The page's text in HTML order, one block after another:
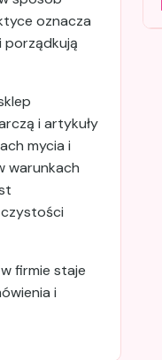
oznacza
porządkują
i artykuły
mycia i
warunkach
firmie staje
i